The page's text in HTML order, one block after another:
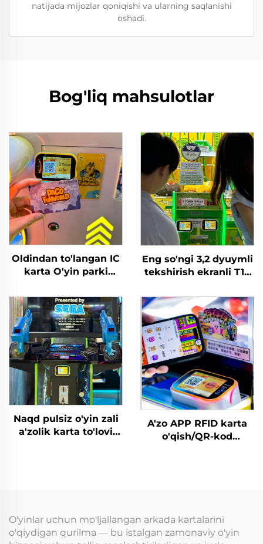
natijada mijozlar qoniqishi va ularning saqlanishi
oshadi.
Bog'liq mahsulotlar
Oldindan to'langan IC
karta O'yin parki
tizimi RFID karta
o'qish qurilmasi tanga
bilan to'lanadigan
o'yinlar uchun
Eng so'ngi 3,2 dyuymli
tekshirish ekranli T10
markazlari uchun WIFI
kartani o'qish
terminali
Naqd pulsiz o'yin zali
a'zolik karta to'lovi
A'zo APP RFID karta
o'qish/QR-kod
O'yinlar uchun mo'ljallangan arkada kartalarini
o'qiydigan qurilma — bu istalgan zamonaviy o'yin